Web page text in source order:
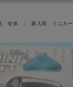
全体 新入荷 ミニカー